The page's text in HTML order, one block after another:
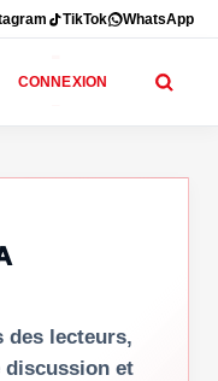
TikTok WhatsApp
CONNEXION
des lecteurs,
discussion et